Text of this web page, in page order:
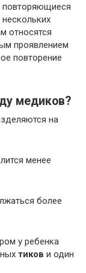
повторяющиеся
относятся
проявлением
повторение
медиков?
на
менее
более
у ребенка
тиков и один